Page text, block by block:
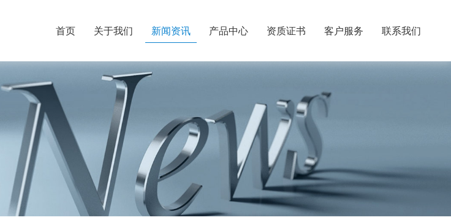
首页 关于我们 新闻资讯 产品中心 资质证书 客户服务 联系我们